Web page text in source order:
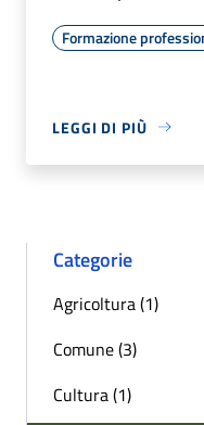
Formazione
LEGGI DI PIÙ
Categorie
Agricoltura (1)
Comune (3)
Cultura (1)